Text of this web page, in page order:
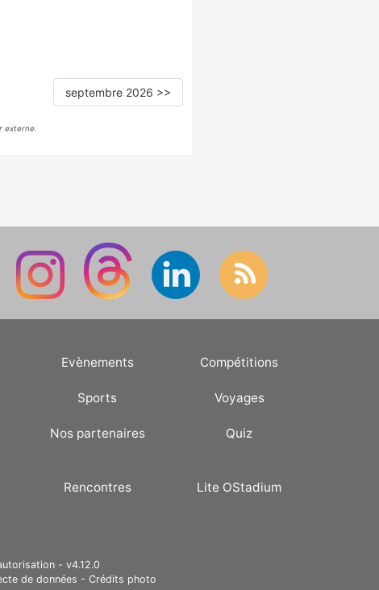
septembre 2026 >>
externe.
Evènements Compétitions
Sports Voyages
Nos partenaires Quiz
Rencontres Lite OStadium
- v4.12.0
de données - Crédits photo